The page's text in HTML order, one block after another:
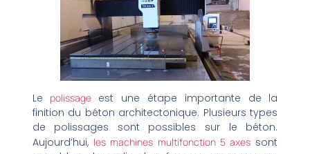
Le polissage est une étape importante de la
finition du béton architectonique. Plusieurs types
de polissages sont possibles sur le béton.
Aujourd’hui, les machines multifonction 5 axes sont